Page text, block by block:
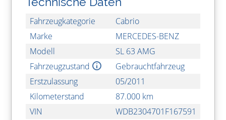
Fahrzeugkategorie
Cabrio
Marke
MERCEDES-BENZ
Modell
SL 63 AMG
Fahrzeugzustand
Gebrauchtfahrzeug
Erstzulassung
05/2011
Kilometerstand
87.000 km
VIN
WDB2304701F167591